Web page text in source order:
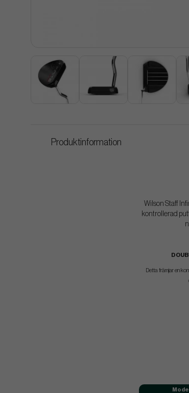
Produktinformation
Wilson Staff
kontrollerad
Detta främjar en
Modell